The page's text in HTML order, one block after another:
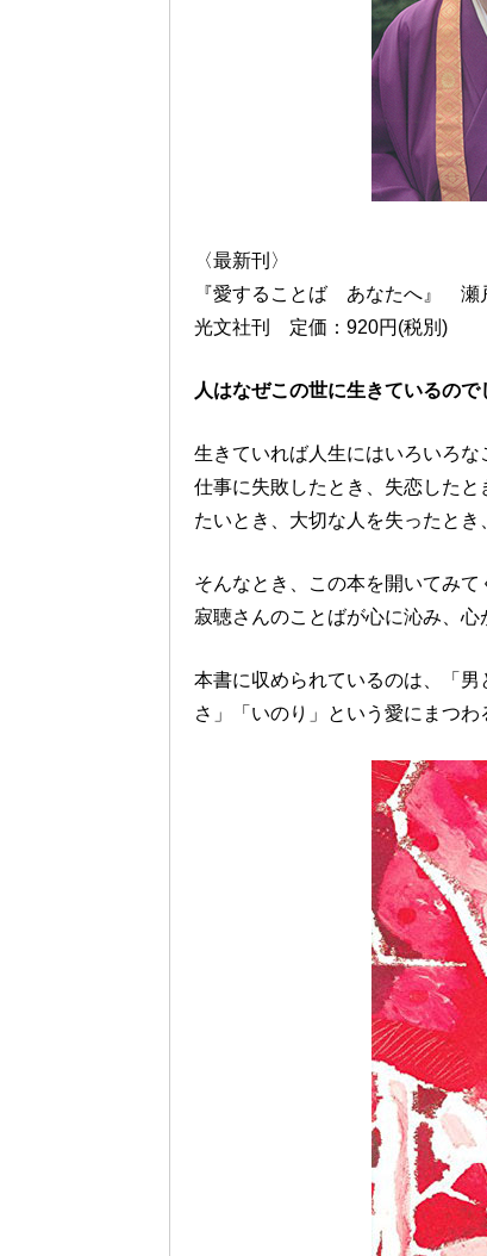
〈最新刊〉
『愛することば あなたへ』 瀬
光文社刊 定価：920円(税別)
人はなぜこの世に生きているので
生きていれば人生にはいろいろな
仕事に失敗したとき、失恋した
たいとき、大切な人を失ったと
そんなとき、この本を開いてみて
寂聴さんのことばが心に沁み、心
本書に収められているのは、「
さ」「いのり」という愛にまつ